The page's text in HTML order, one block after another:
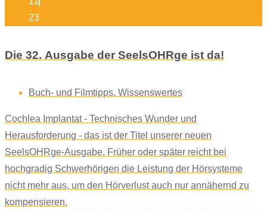
23
Die 32. Ausgabe der SeelsOHRge ist da!
Buch- und Filmtipps, Wissenswertes
Cochlea Implantat - Technisches Wunder und
Herausforderung - das ist der Titel unserer neuen
SeelsOHRge-Ausgabe. Früher oder später reicht bei
hochgradig Schwerhörigen die Leistung der Hörsysteme
nicht mehr aus, um den Hörverlust auch nur annähernd zu
kompensieren.